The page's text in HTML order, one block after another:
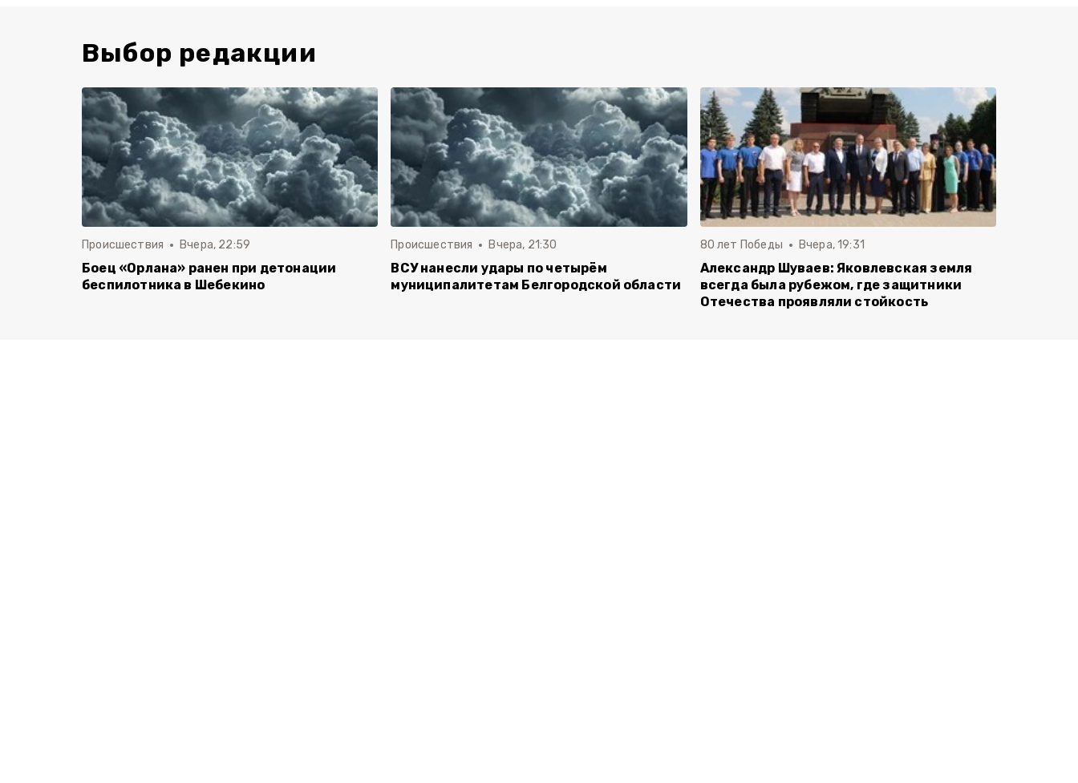
Выбор редакции
Происшествия Вчера, 22:59
Боец «Орлана» ранен при детонации
беспилотника в Шебекино
Происшествия Вчера, 21:30
ВСУ нанесли удары по четырём
муниципалитетам Белгородской области
80 лет Победы Вчера, 19:31
Александр Шуваев: Яковлевская земля
всегда была рубежом, где защитники
Отечества проявляли стойкость